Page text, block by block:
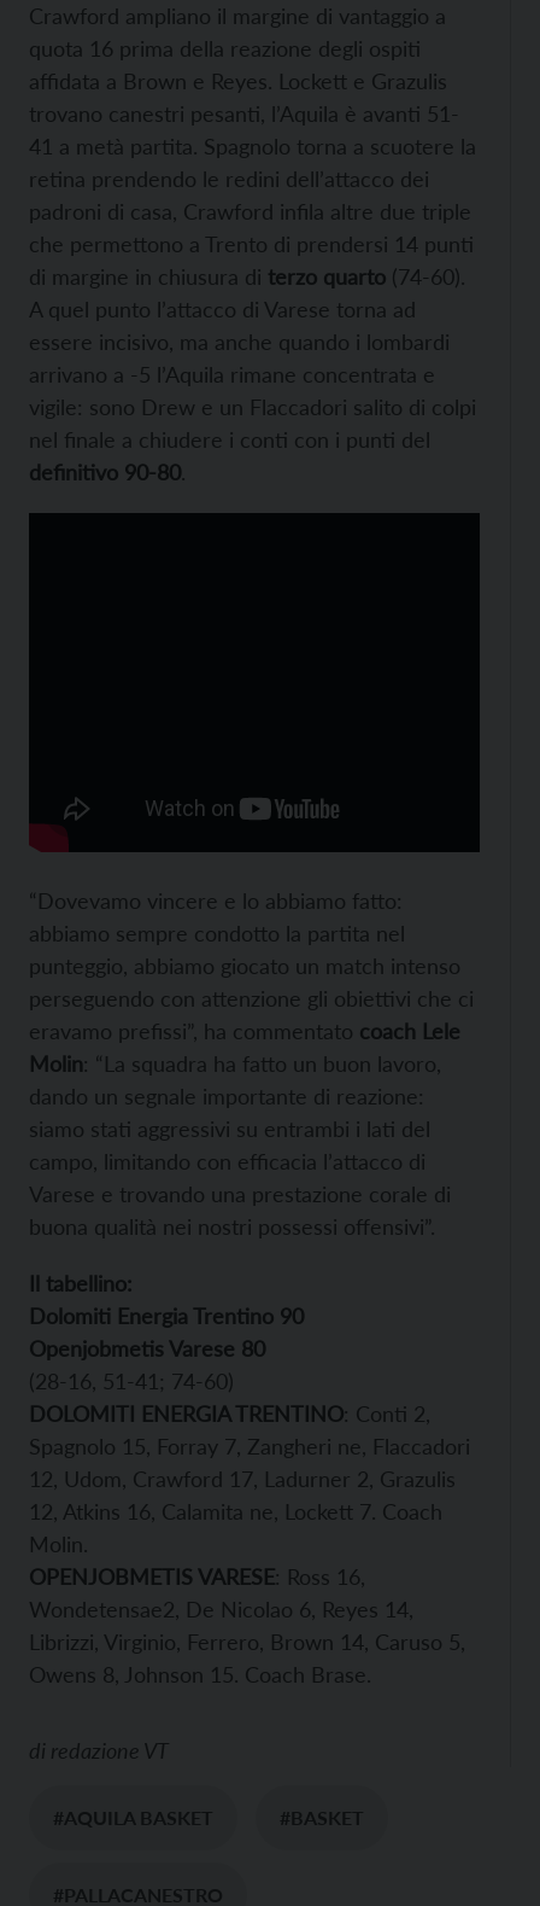
Crawford ampliano il margine di vantaggio a
quota 16 prima della reazione degli ospiti
affidata a Brown e Reyes. Lockett e Grazulis
trovano canestri pesanti, l’Aquila è avanti 51-
41 a metà partita. Spagnolo torna a scuotere la
retina prendendo le redini dell’attacco dei
padroni di casa, Crawford infila altre due triple
che permettono a Trento di prendersi 14 punti
di margine in chiusura di terzo quarto (74-60).
A quel punto l’attacco di Varese torna ad
essere incisivo, ma anche quando i lombardi
arrivano a -5 l’Aquila rimane concentrata e
vigile: sono Drew e un Flaccadori salito di colpi
nel finale a chiudere i conti con i punti del
definitivo 90-80.
“Dovevamo vincere e lo abbiamo fatto:
abbiamo sempre condotto la partita nel
punteggio, abbiamo giocato un match intenso
perseguendo con attenzione gli obiettivi che ci
eravamo prefissi”, ha commentato coach Lele
Molin: “La squadra ha fatto un buon lavoro,
dando un segnale importante di reazione:
siamo stati aggressivi su entrambi i lati del
campo, limitando con efficacia l’attacco di
Varese e trovando una prestazione corale di
buona qualità nei nostri possessi offensivi”.
Il tabellino:
Dolomiti Energia Trentino 90
Openjobmetis Varese 80
(28-16, 51-41; 74-60)
DOLOMITI ENERGIA TRENTINO: Conti 2,
Spagnolo 15, Forray 7, Zangheri ne, Flaccadori
12, Udom, Crawford 17, Ladurner 2, Grazulis
12, Atkins 16, Calamita ne, Lockett 7. Coach
Molin.
OPENJOBMETIS VARESE: Ross 16,
Wondetensae2, De Nicolao 6, Reyes 14,
Librizzi, Virginio, Ferrero, Brown 14, Caruso 5,
Owens 8, Johnson 15. Coach Brase.
di redazione VT
#AQUILA BASKET #BASKET
#PALLACANESTRO